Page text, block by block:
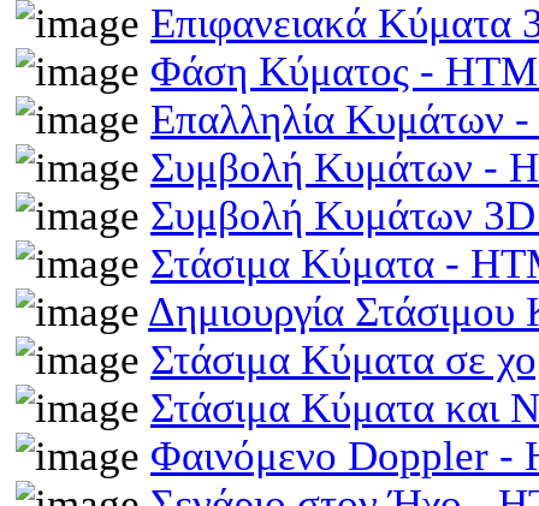
Επιφανειακά
Φάση Κύματος -
Επαλληλία Κυμάτων
Συμβολή Κυμάτων -
Συμβολή Κυμάτων
Στάσιμα Κύματα -
Δημιουργία
Στάσιμα Κύματα σε
Στάσιμα Κύματα και
Φαινόμενο Doppler -